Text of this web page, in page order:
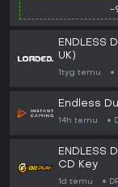
-
ENDLESS
UK)
1tyg temu
Endless
14h temu
ENDLESS
CD Key
1d temu